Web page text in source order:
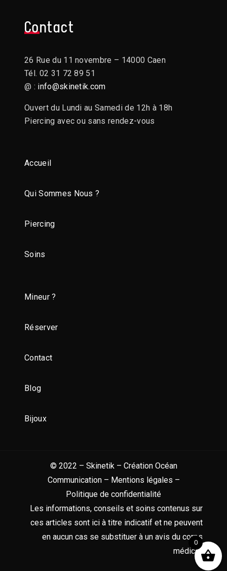
Contact
26 Rue du 11 novembre – 14000 Caen
Tél. 02 31 72 89 51
@ : info@skinetik.com
Ouvert du Lundi au Samedi de 12h à 18h
Piercing avec ou sans rendez-vous
Accueil
Qui Sommes Nous ?
Piercing
Soins
Mineur ?
Réserver
Contact
Blog
Bijoux
© 2022 – Skinetik – Création Océan
Communication– Mentions légales –
Politique de confidentialité
Les informations, conseils et soins contenus sur
ces articles sont ici à titre indicatif et ne peuvent
en aucun cas se substituer à un avis du corps
médical.
0